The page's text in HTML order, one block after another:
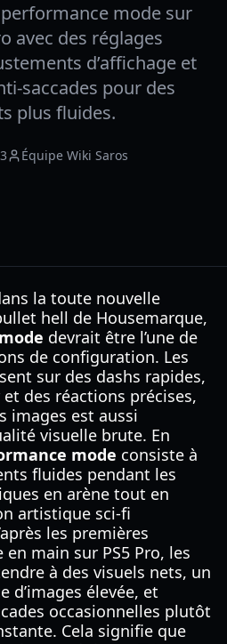
mode sur
avec des réglages
d’affichage et
saccades pour des
plus fluides.
Équipe Wiki Saros
la toute nouvelle
hell de Housemarque,
devrait être l’une de
de configuration. Les
sur des dashs rapides,
des réactions précises,
images est aussi
visuelle brute. En
mode consiste à
fluides pendant les
en arène tout en
artistique sci-fi
les premières
main sur PS5 Pro, les
à des visuels nets, un
d’images élevée, et
occasionnelles plutôt
Cela signifie que